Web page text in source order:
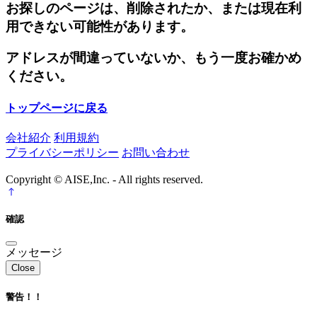
お探しのページは、削除されたか、または現在利
用できない可能性があります。
アドレスが間違っていないか、もう一度お確かめ
ください。
トップページに戻る
会社紹介 利用規約
プライバシーポリシー お問い合わせ
Copyright © AISE,Inc. - All rights reserved.
確認
メッセージ
Close
警告！！